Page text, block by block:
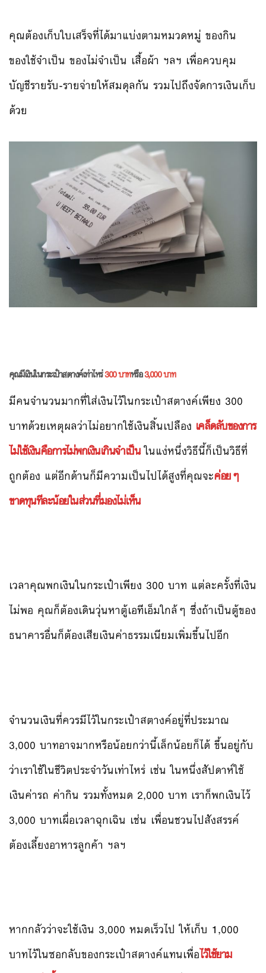
คุณต้องเก็บใบเสร็จที่ได้มาแบ่งตามหมวดหมู่ ของกิน
ของใช้จำเป็น ของไม่จำเป็น เสื้อผ้า ฯลฯ เพื่อควบคุม
บัญชีรายรับ-รายจ่ายให้สมดุลกัน รวมไปถึงจัดการเงินเก็บ
ด้วย
คุณมีเงินในกระเป๋าสตางค์เท่าไหร่300 บาทหรือ3,000 บาท
มีคนจำนวนมากที่ใส่เงินไว้ในกระเป๋าสตางค์เพียง 300
บาทด้วยเหตุผลว่าไม่อยากใช้เงินสิ้นเปลือง เคล็ดลับของการ
ไม่ใช้เงินคือการไม่พกเงินเกินจำเป็นในแง่หนึ่งวิธีนี้ก็เป็นวิธีที่
ถูกต้อง แต่อีกด้านก็มีความเป็นไปได้สูงที่คุณจะค่อยๆ
ขาดทุนทีละน้อยในส่วนที่มองไม่เห็น
เวลาคุณพกเงินในกระเป๋าเพียง 300 บาท แต่ละครั้งที่เงิน
ไม่พอ คุณก็ต้องเดินวุ่นหาตู้เอทีเอ็มใกล้ๆ ซึ่งถ้าเป็นตู้ของ
ธนาคารอื่นก็ต้องเสียเงินค่าธรรมเนียมเพิ่มขึ้นไปอีก
จำนวนเงินที่ควรมีไว้ในกระเป๋าสตางค์อยู่ที่ประมาณ
3,000 บาทอาจมากหรือน้อยกว่านี้เล็กน้อยก็ได้ ขึ้นอยู่กับ
ว่าเราใช้ในชีวิตประจำวันเท่าไหร่ เช่น ในหนึ่งสัปดาห์ใช้
เงินค่ารถ ค่ากิน รวมทั้งหมด 2,000 บาท เราก็พกเงินไว้
3,000 บาทเผื่อเวลาฉุกเฉิน เช่น เพื่อนชวนไปสังสรรค์
ต้องเลี้ยงอาหารลูกค้า ฯลฯ
หากกลัวว่าจะใช้เงิน 3,000 หมดเร็วไป ให้เก็บ 1,000
บาทไว้ในซอกลับของกระเป๋าสตางค์แทนเพื่อไว้ใช้ยาม